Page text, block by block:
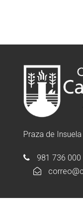
Praza de
981 736 000